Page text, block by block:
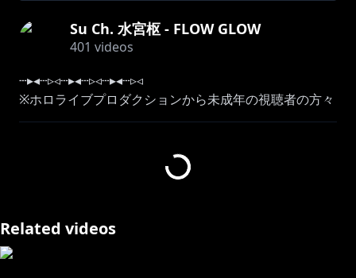
Su Ch. 水宮枢 - FLOW GLOW
401 videos
┄▸◂┄▹◃┄▸◂┄▹◃┄▸◂┄▹◃
※ホロライブプロダクションから未成年の視聴者の方々
へのお願い
https://hololivepro.com/request-to-minors/
Related videos